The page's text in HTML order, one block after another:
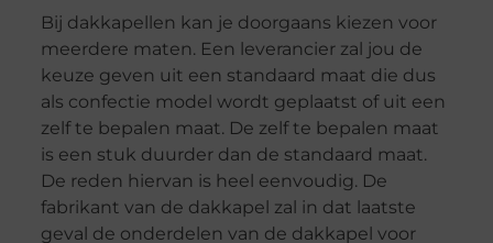
Bij dakkapellen kan je doorgaans kiezen voor
meerdere maten. Een leverancier zal jou de
keuze geven uit een standaard maat die dus
als confectie model wordt geplaatst of uit een
zelf te bepalen maat. De zelf te bepalen maat
is een stuk duurder dan de standaard maat.
De reden hiervan is heel eenvoudig. De
fabrikant van de dakkapel zal in dat laatste
geval de onderdelen van de dakkapel voor